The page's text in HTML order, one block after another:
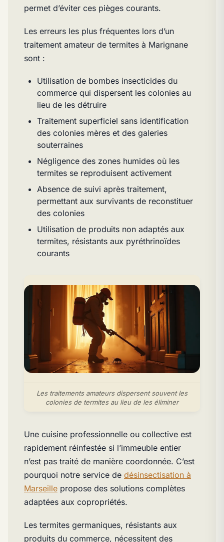
permet d’éviter ces pièges courants.
Les erreurs les plus fréquentes lors d’un
traitement amateur de termites à Marignane
sont :
Utilisation de bombes insecticides du
commerce qui dispersent les colonies au
lieu de les détruire
Traitement superficiel sans identification
des colonies mères et des galeries
souterraines
Négligence des zones humides où les
termites se reproduisent activement
Absence de suivi après traitement,
permettant aux survivants de reconstituer
des colonies
Utilisation de produits non adaptés aux
termites, résistants aux pyréthrinoïdes
courants
Les traitements amateurs dispersent souvent les
colonies de termites au lieu de les éliminer
Une cuisine professionnelle ou collective est
rapidement réinfestée si l’immeuble entier
n’est pas traité de manière coordonnée. C’est
pourquoi notre service de désinsectisation à
Marseille propose des solutions complètes
adaptées aux copropriétés.
Les termites germaniques, résistants aux
produits du commerce, nécessitent des